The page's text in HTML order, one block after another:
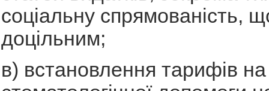
соціальну спрямованість,
доцільним;
в) встановлення тарифів на